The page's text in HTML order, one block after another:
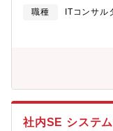
データ利活用の定着
ているフェーズにあ
を担いながら、業務
リースまでの一連の
の運用保守?業務 ・
務 ・DX戦略の立案
職種
ITコンサル
社内SE システ